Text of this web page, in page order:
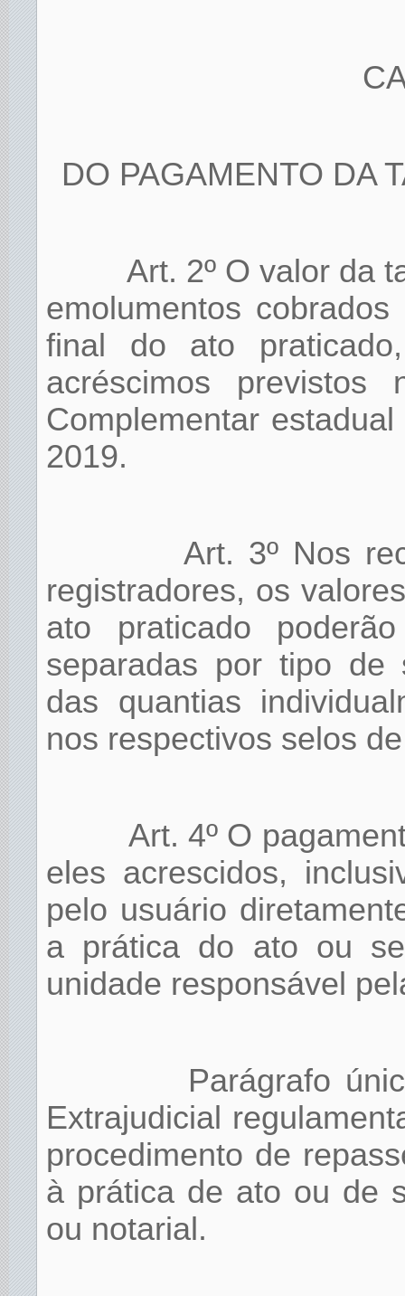
DO PAGAMENTO DA
Art. 2º O valor da
emolumentos
final do ato
acréscimos
Complementar
2019.
Art. 3º Nos
registradores, os
ato praticado
separadas por tipo de
das quantias
nos respectivos selos
Art. 4º O
eles acrescidos,
pelo usuário
a prática do ato ou
unidade responsável
Parágrafo
Extrajudicial
procedimento de
à prática de ato ou de
ou notarial.